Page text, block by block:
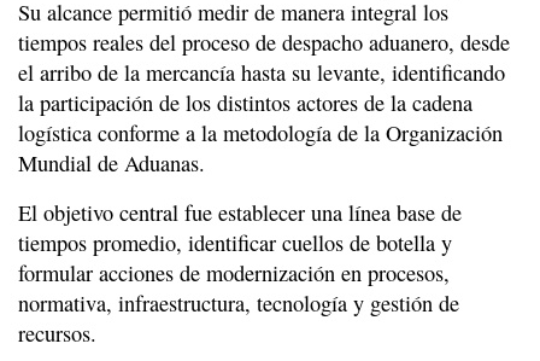
Su alcance permitió medir de manera integral los
tiempos reales del proceso de despacho aduanero, desde
el arribo de la mercancía hasta su levante, identificando
la participación de los distintos actores de la cadena
logística conforme a la metodología de la Organización
Mundial de Aduanas.
El objetivo central fue establecer una línea base de
tiempos promedio, identificar cuellos de botella y
formular acciones de modernización en procesos,
normativa, infraestructura, tecnología y gestión de
recursos.